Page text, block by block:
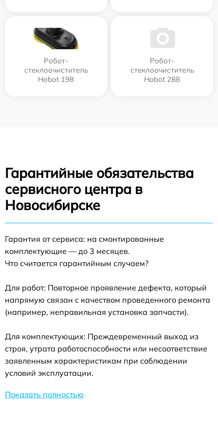
Робот-
стеклоочиститель
Hobot 198
Робот-
стеклоочиститель
Hobot 288
Гарантийные обязательства
сервисного центра в
Новосибирске
Гарантия от сервиса: на смонтированные
комплектующие — до 3 месяцев.
Что считается гарантийным случаем?
Для работ: Повторное проявление дефекта, который
напрямую связан с качеством проведенного ремонта
(например, неправильная установка запчасти).
Для комплектующих: Преждевременный выход из
строя, утрата работоспособности или несоответствие
заявленным характеристикам при соблюдении
условий эксплуатации.
Показать полностью